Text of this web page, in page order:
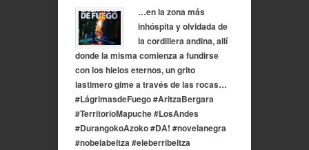
…en la zona más
inhóspita y olvidada de
la cordillera andina, allí
donde la misma comienza a fundirse
con los hielos eternos, un grito
lastimero gime a través de las rocas…
#LágrimasdeFuego #AritzaBergara
#TerritorioMapuche #LosAndes
#DurangokoAzoko #DA! #novelanegra
#nobelabeltza #eleberribeltza